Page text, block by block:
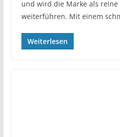
und wird die Marke als
weiterführen. Mit einem
Weiterlesen